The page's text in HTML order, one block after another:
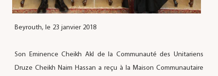
Beyrouth, le 23 janvier 2018
Son Eminence Cheikh Akl de la Communauté des Unitariens
Druze Cheikh Naim Hassan a reçu à la Maison Communautaire